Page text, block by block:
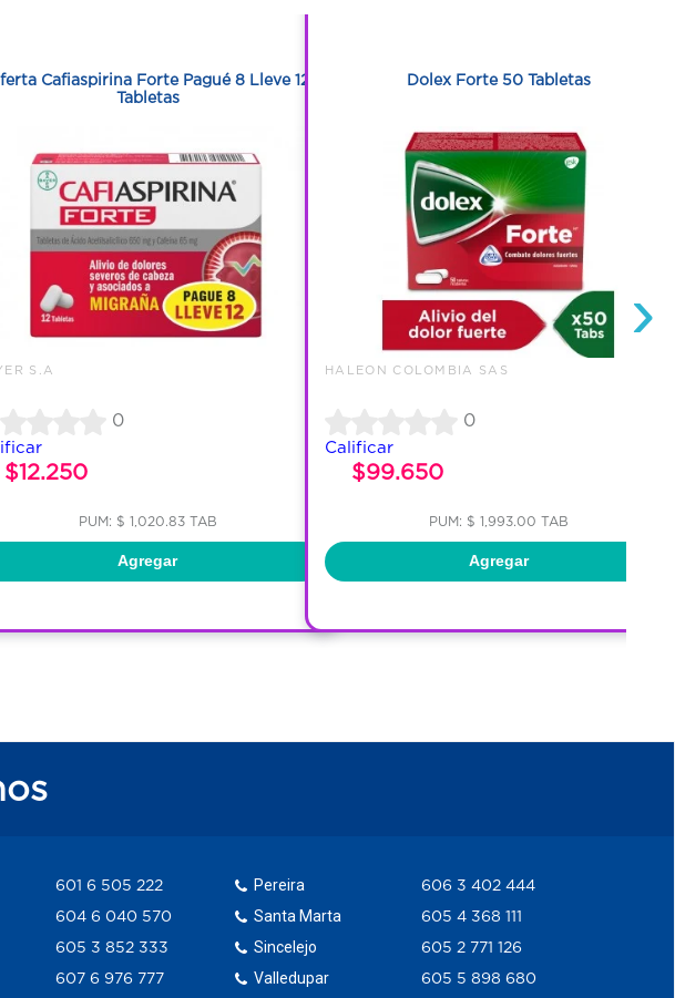
Cafiaspirina Forte Pagué 8 Lleve 12
Tabletas
S.A
0
$12.250
PUM: $ 1,020.83 TAB
Agregar
Dolex Forte 50 Tabletas
HALEON COLOMBIA SAS
0
Calificar
$99.650
PUM: $ 1,993.00 TAB
Agregar
›
601 6 505 222
604 6 040 570
605 3 852 333
607 6 976 777
Pereira
Santa Marta
Sincelejo
Valledupar
606 3 402 444
605 4 368 111
605 2 771 126
605 5 898 680